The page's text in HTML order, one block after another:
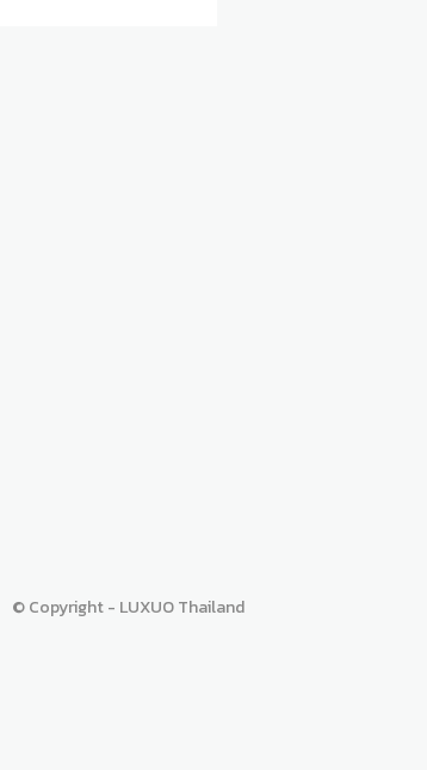
© Copyright - LUXUO Thailand